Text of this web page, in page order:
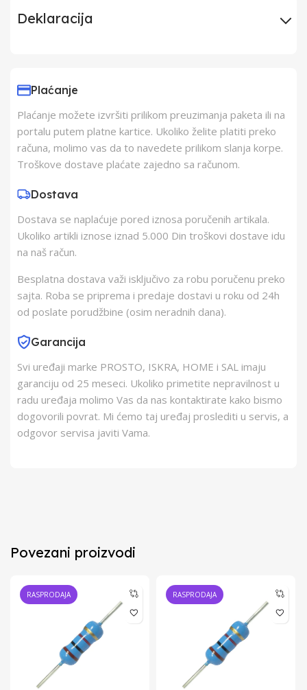
Deklaracija
Proizvođač Kontel kft.
Zemlja Porekla
Zemlja Uvoza
Plaćanje
Plaćanje možete izvršiti prilikom preuzimanja paketa ili na
portalu putem platne kartice. Ukoliko želite platiti preko
računa, molimo vas da to navedete prilikom slanja korpe.
Troškove dostave plaćate zajedno sa računom.
Dostava
Dostava se naplaćuje pored iznosa poručenih artikala.
Ukoliko artikli iznose iznad 5.000 Din troškovi dostave idu
na naš račun.
Besplatna dostava važi isključivo za robu poručenu preko
sajta. Roba se priprema i predaje dostavi u roku od 24h
od poslate porudžbine (osim neradnih dana).
Garancija
Svi uređaji marke PROSTO, ISKRA, HOME i SAL imaju
garanciju od 25 meseci. Ukoliko primetite nepravilnost u
radu uređaja molimo Vas da nas kontaktirate kako bismo
dogovorili povrat. Mi ćemo taj uređaj proslediti u servis, a
odgovor servisa javiti Vama.
Povezani proizvodi
RASPRODAJA RASPRODAJA